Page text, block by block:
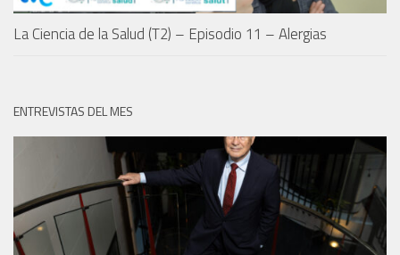
La Ciencia de la Salud (T2) – Episodio 11 – Alergias
ENTREVISTAS DEL MES